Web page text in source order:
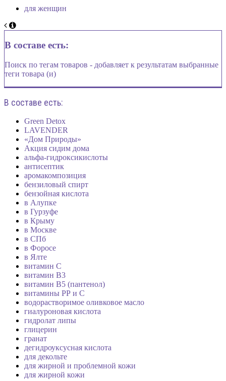
для женщин
В составе есть:
Поиск по тегам товаров - добавляет к результатам выбранные
теги товара (и)
В составе есть:
Green Detox
LAVENDER
«Дом Природы»
Акция сидим дома
альфа-гидроксикислоты
антисептик
аромакомпозиция
бензиловый спирт
бензойная кислота
в Алупке
в Гурзуфе
в Крыму
в Москве
в СПб
в Форосе
в Ялте
витамин C
витамин В3
витамин В5 (пантенол)
витамины РР и С
водорастворимое оливковое масло
гиалуроновая кислота
гидролат липы
глицерин
гранат
дегидроуксусная кислота
для декольте
для жирной и проблемной кожи
для жирной кожи